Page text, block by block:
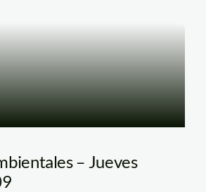
– Jueves